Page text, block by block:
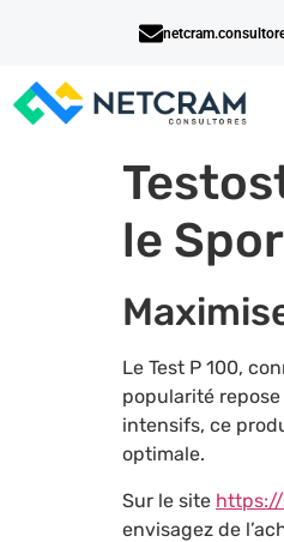
le
Le Test P 100,
popularité
intensifs, ce
optimale.
Sur le site
envisagez de